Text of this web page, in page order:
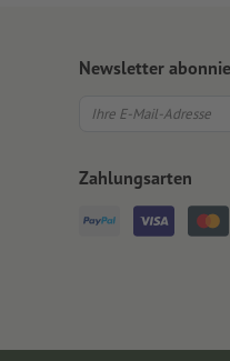
Newsletter
Zahlungsarten